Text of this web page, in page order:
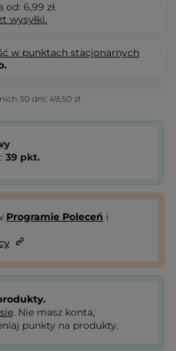
od: 6,99 zł.
wysyłki.
w punktach stacjonarnych
30 dni: 49,50 zł
39 pkt.
Programie Poleceń i
. Nie masz konta,
punkty na produkty.